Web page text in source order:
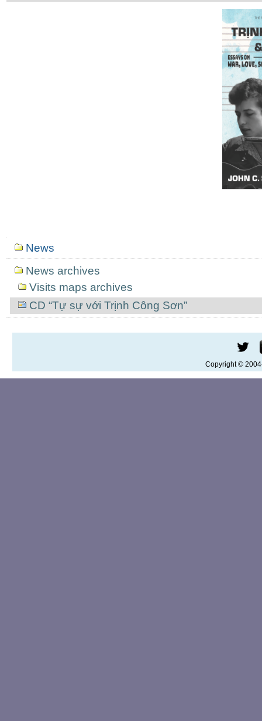
Mục
định
hướng
News
News archives
Visits maps archives
CD “Tự sự với Trịnh Công Sơn”
Copyright ©